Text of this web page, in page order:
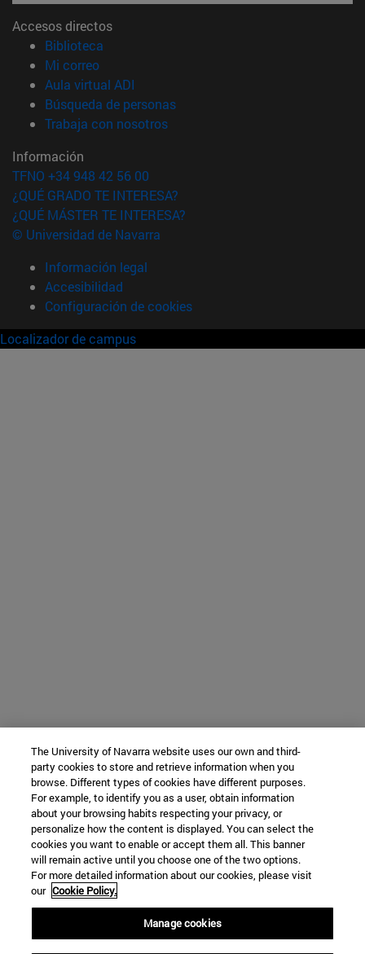
Accesos directos
Biblioteca
Mi correo(abre en nueva ventana)
Aula virtual ADI
Búsqueda de personas(abre en nueva ventana)
Trabaja con nosotros(abre en nueva ventana)
Información
TFNO +34 948 42 56 00
¿QUÉ GRADO TE INTERESA?
¿QUÉ MÁSTER TE INTERESA?
© Universidad de Navarra
Información legal
Accesibilidad
Configuración de cookies
Localizador de campus
The University of Navarra website uses our own and third-
party cookies to store and retrieve information when you
browse. Different types of cookies have different purposes.
For example, to identify you as a user, obtain information
about your browsing habits respecting your privacy, or
personalize how the content is displayed. You can select the
cookies you want to enable or accept them all. This banner
will remain active until you choose one of the two options.
For more detailed information about our cookies, please visit
our Cookie Policy.
Manage cookies